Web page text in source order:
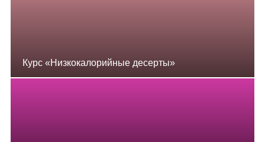
Курс «Низкокалорийные десерты»